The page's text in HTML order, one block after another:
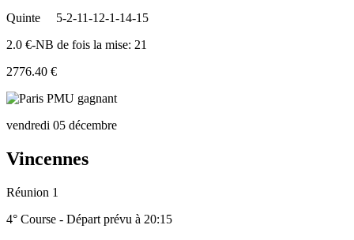
Quinte
5-2-11-12-1-14-15
2.0 €-NB de fois la mise: 21
2776.40 €
vendredi 05 décembre
Vincennes
Réunion 1
4° Course - Départ prévu à 20:15